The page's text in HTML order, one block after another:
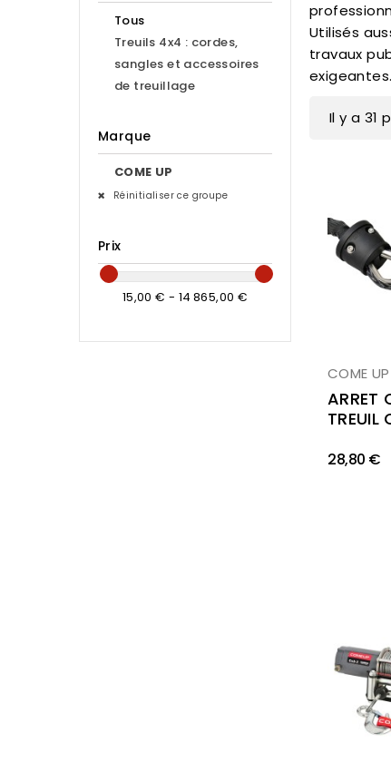
Tous
Treuils 4x4 : cordes,
sangles et accessoires
de treuillage
Marque
COME UP
Réinitialiser ce groupe
Prix
15,00 € - 14 865,00 €
Utilisés
travaux
exigeantes.
Il y a 31
COME UP
ARRET
TREUIL
28,80 €